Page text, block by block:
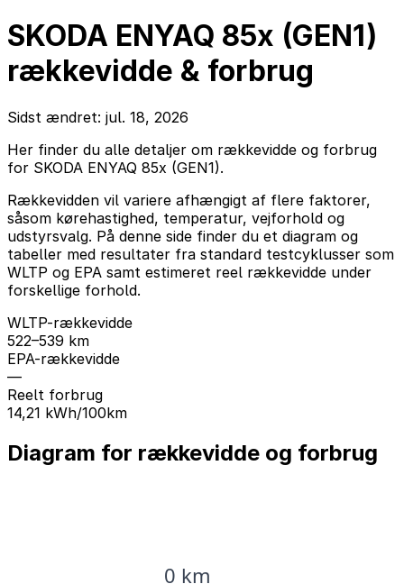
SKODA ENYAQ 85x (GEN1)
rækkevidde & forbrug
Sidst ændret: jul. 18, 2026
Her finder du alle detaljer om rækkevidde og forbrug
for SKODA ENYAQ 85x (GEN1).
Rækkevidden vil variere afhængigt af flere faktorer,
såsom kørehastighed, temperatur, vejforhold og
udstyrsvalg. På denne side finder du et diagram og
tabeller med resultater fra standard testcyklusser som
WLTP og EPA samt estimeret reel rækkevidde under
forskellige forhold.
WLTP-rækkevidde
522–539 km
EPA-rækkevidde
—
Reelt forbrug
14,21 kWh/100km
Diagram for rækkevidde og forbrug